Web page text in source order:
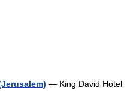
— King David Hotel